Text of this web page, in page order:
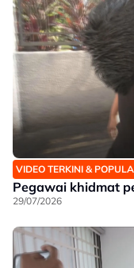
VIDEO TERKINI &
Pegawai khidmat
29/07/2026